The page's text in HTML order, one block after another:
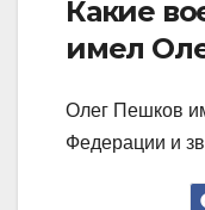
Какие
имел
Олег Пешков
Федерации и